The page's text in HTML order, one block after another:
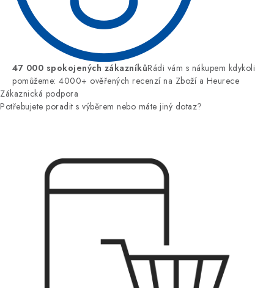
47 000 spokojených zákazníkůRádi vám s nákupem kdykoli
pomůžeme: 4000+ ověřených recenzí na Zboží a Heurece
Zákaznická podpora
Potřebujete poradit s výběrem nebo máte jiný dotaz?